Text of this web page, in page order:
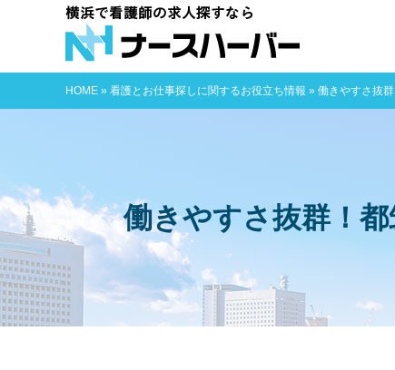
HOME » 看護とお仕事探しに関するお役立ち情報 » 働きやすさ抜
働きやすさ抜群！